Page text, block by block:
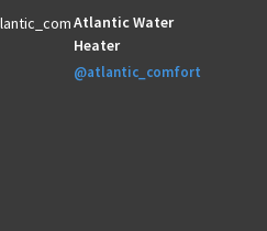
Atlantic Water
Heater
@atlantic_comfort